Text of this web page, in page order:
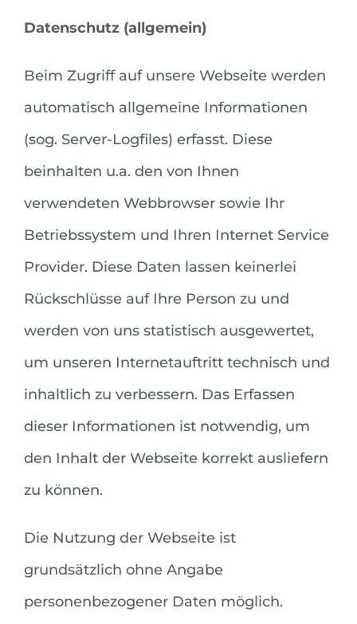
Datenschutz (allgemein)
Beim Zugriff auf unsere Webseite werden
automatisch allgemeine Informationen
(sog. Server-Logfiles) erfasst. Diese
beinhalten u.a. den von Ihnen
verwendeten Webbrowser sowie Ihr
Betriebssystem und Ihren Internet Service
Provider. Diese Daten lassen keinerlei
Rückschlüsse auf Ihre Person zu und
werden von uns statistisch ausgewertet,
um unseren Internetauftritt technisch und
inhaltlich zu verbessern. Das Erfassen
dieser Informationen ist notwendig, um
den Inhalt der Webseite korrekt ausliefern
zu können.
Die Nutzung der Webseite ist
grundsätzlich ohne Angabe
personenbezogener Daten möglich.